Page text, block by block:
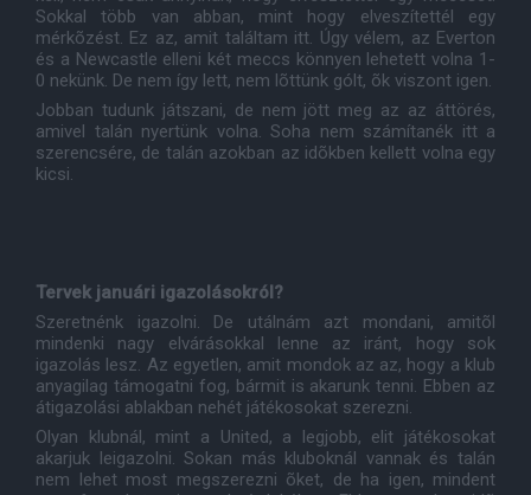
Sokkal több van abban, mint hogy elveszítettél egy
mérkõzést. Ez az, amit találtam itt. Úgy vélem, az Everton
és a Newcastle elleni két meccs könnyen lehetett volna 1-
0 nekünk. De nem így lett, nem lõttünk gólt, õk viszont igen.
Jobban tudunk játszani, de nem jött meg az az áttörés,
amivel talán nyertünk volna. Soha nem számítanék itt a
szerencsére, de talán azokban az idõkben kellett volna egy
kicsi.
Tervek januári igazolásokról?
Szeretnénk igazolni. De utálnám azt mondani, amitõl
mindenki nagy elvárásokkal lenne az iránt, hogy sok
igazolás lesz. Az egyetlen, amit mondok az az, hogy a klub
anyagilag támogatni fog, bármit is akarunk tenni. Ebben az
átigazolási ablakban nehét játékosokat szerezni.
Olyan klubnál, mint a United, a legjobb, elit játékosokat
akarjuk leigazolni. Sokan más kluboknál vannak és talán
nem lehet most megszerezni õket, de ha igen, mindent